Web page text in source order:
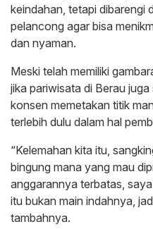
keindahan, tetapi dibarengi
pelancong agar bisa
dan nyaman.
Meski telah memiliki
jika pariwisata di Berau
konsen memetakan titik
terlebih dulu dalam hal
“Kelemahan kita itu,
bingung mana yang mau
anggarannya terbatas,
itu bukan main indahnya,
tambahnya.